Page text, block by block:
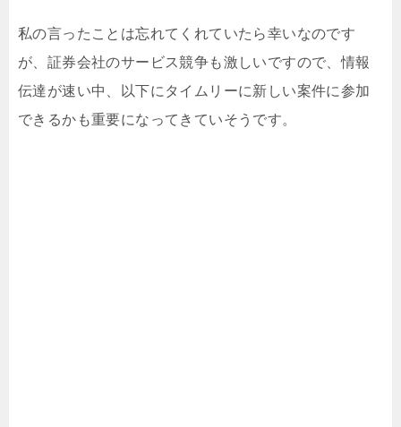
私の言ったことは忘れてくれていたら幸いなのです
が、証券会社のサービス競争も激しいですので、情報
伝達が速い中、以下にタイムリーに新しい案件に参加
できるかも重要になってきていそうです。